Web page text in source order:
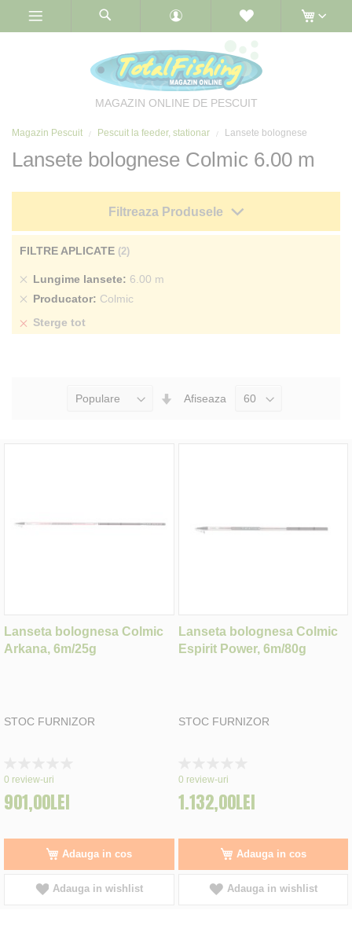
MAGAZIN ONLINE DE PESCUIT
Magazin Pescuit Pescuit la feeder, stationar Lansete bolognese
Lansete bolognese Colmic 6.00 m
Seteaza
Afiseaza
Lanseta bolognesa Colmic
Arkana, 6m/25g
STOC FURNIZOR
0%
0 review-uri
901,00LEI
Adauga in cos
Adauga in wishlist
Lanseta bolognesa Colmic
Espirit Power, 6m/80g
STOC FURNIZOR
0%
0 review-uri
1.132,00LEI
Adauga in cos
Adauga in wishlist
Filtreaza Produsele
FILTRE APLICATE
Lungime lansete 6.00 m
Sterge
produs
Producator Colmic
Sterge
Sterge tot